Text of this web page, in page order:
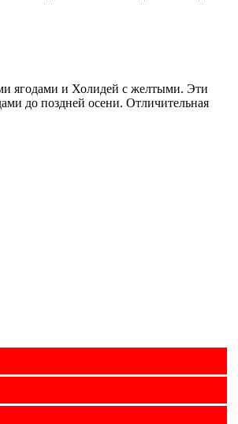
ягодами и Холидей с желтыми. Эти
до поздней осени. Отличительная